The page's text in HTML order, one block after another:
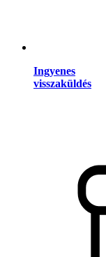
Ingyenes
visszaküldés